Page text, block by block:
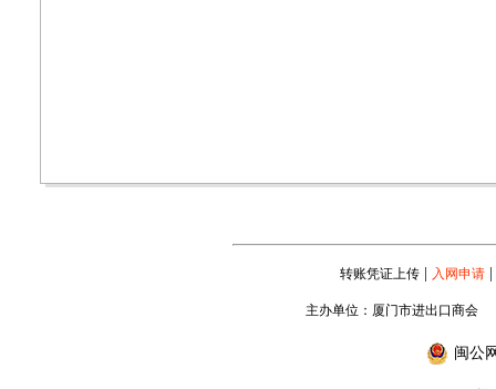
转账凭证上传| 入网申请|
主办单位：厦门市进出口商
闽公